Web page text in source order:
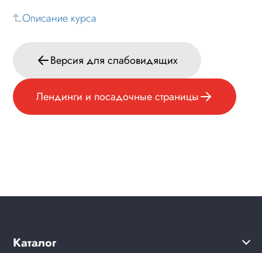
Экспресс-отладка
Дополнительные функции
Версия для слабовидящих
Веб-разработчикам
Вопрос-ответ
Описание курса
Версия для слабовидящих
Лендинги и посадочные страницы
Каталог